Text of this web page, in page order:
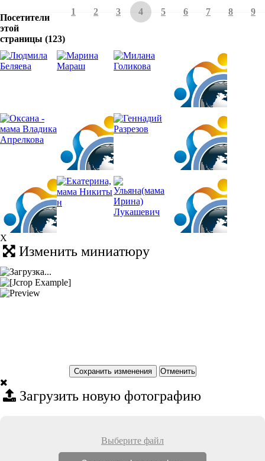
1
2 3 4 5 6 7 8 9
Посетители
этой
страницы (123)
X
Изменить миниатюру
Сохранить изменения
Загрузить новую фотографию
Выберите файл